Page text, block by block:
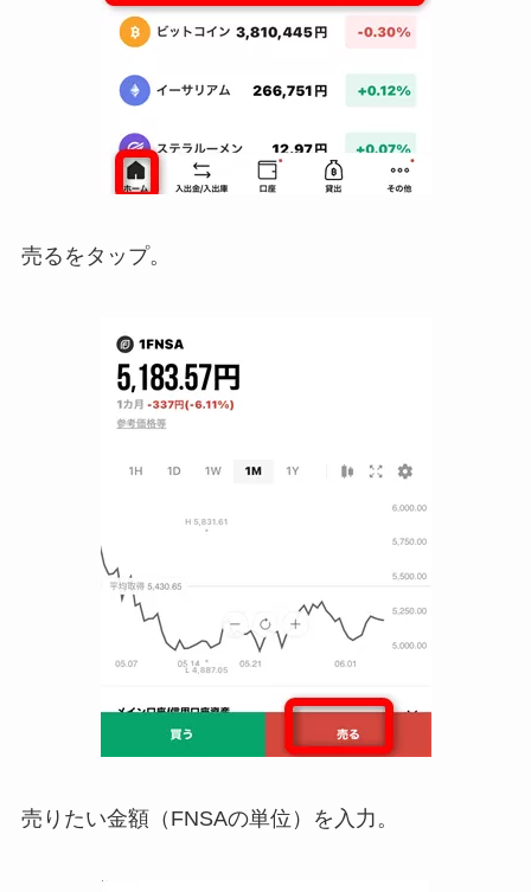
売るをタップ。
売りたい金額（FNSAの単位）を入力。